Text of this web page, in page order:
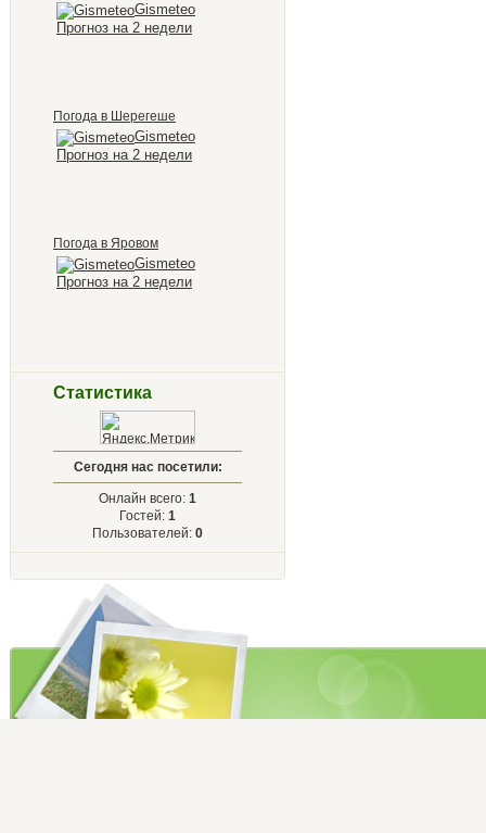
Gismeteo
Прогноз на 2 недели
Погода в Шерегеше
Gismeteo
Прогноз на 2 недели
Погода в Яровом
Gismeteo
Прогноз на 2 недели
Статистика
Сегодня нас посетили:
Онлайн всего: 1
Гостей: 1
Пользователей: 0